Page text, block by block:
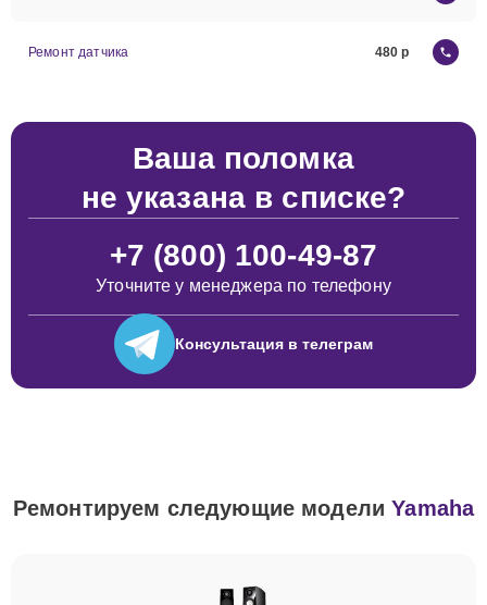
Ремонт датчика 480
Ваша поломка
не указана в списке?
+7 (800) 100-49-87
Уточните у менеджера по телефону
Консультация в телеграм
Ремонтируем следующие моделиYamaha